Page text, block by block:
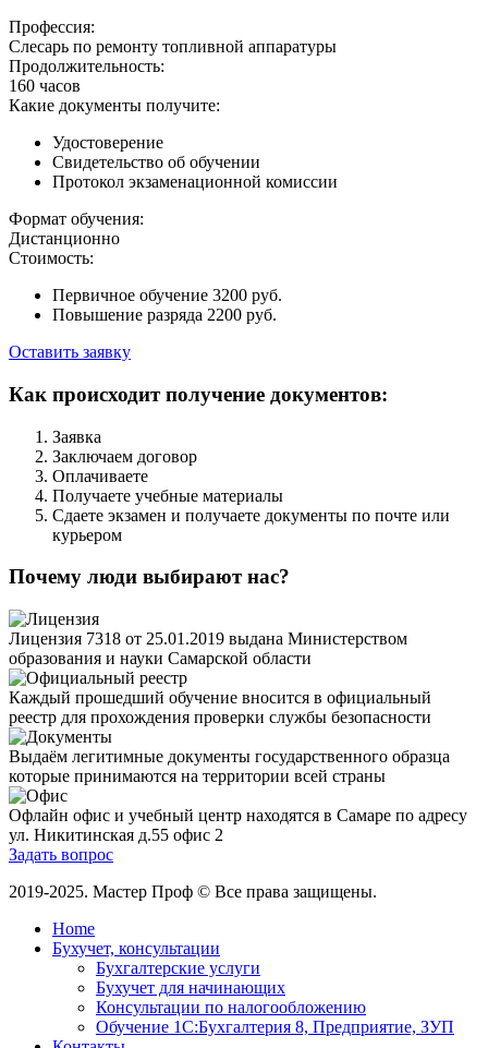
Профессия:
Слесарь по ремонту топливной аппаратуры
Продолжительность:
160 часов
Какие документы получите:
Удостоверение
Свидетельство об обучении
Протокол экзаменационной комиссии
Формат обучения:
Дистанционно
Стоимость:
Первичное обучение 3200 руб.
Повышение разряда 2200 руб.
Оставить заявку
Как происходит получение документов:
Заявка
Заключаем договор
Оплачиваете
Получаете учебные материалы
Сдаете экзамен и получаете документы по почте или
курьером
Почему люди выбирают нас?
Лицензия 7318 от 25.01.2019 выдана Министерством
образования и науки Самарской области
Каждый прошедший обучение вносится в официальный
реестр для прохождения проверки службы безопасности
Выдаём легитимные документы государственного образца
которые принимаются на территории всей страны
Офлайн офис и учебный центр находятся в Самаре по адресу
ул. Никитинская д.55 офис 2
Задать вопрос
2019-2025. Мастер Проф © Все права защищены.
Home
Бухучет, консультации
Бухгалтерские услуги
Бухучет для начинающих
Консультации по налогообложению
Обучение 1С:Бухгалтерия 8, Предприятие, ЗУП